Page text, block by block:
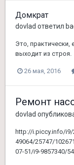
Домкрат
dovlad ответил
Это, практически,
выходит из строя.
26 мая, 2016
Ремонт
dovlad
http://i.piccy.info/i9/
49064/25747/
07-51/i9-9857340/